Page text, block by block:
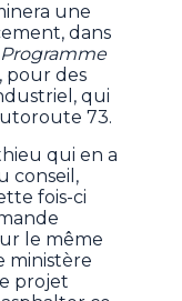
une
dans
Programme
pour des
qui
73.
qui en a
conseil,
fois-ci
le même
ministère
projet